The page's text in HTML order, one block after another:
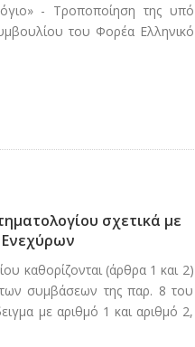
- Τροποποίηση της υπό
του Φορέα Ελληνικό
σχετικά με
καθορίζονται (άρθρα 1 και 2)
συμβάσεων της παρ. 8 του
με αριθμό 1 και αριθμό 2,